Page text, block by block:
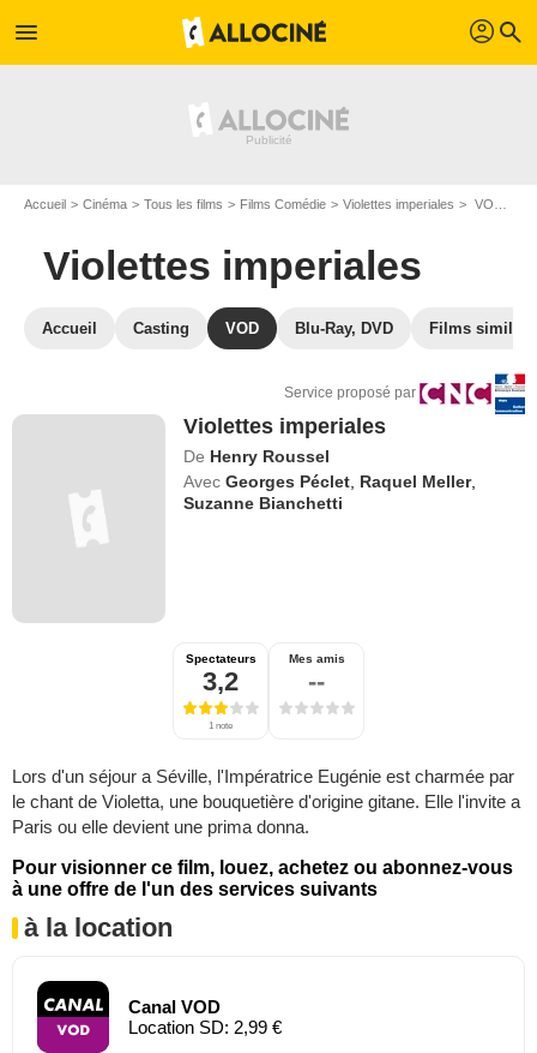
menu profil search
Accueil Cinéma Tous les films Films Comédie Violettes imperiales VOD Violettes imperiales
Violettes imperiales
Accueil Casting VOD Blu-Ray, DVD Films
Service proposé par
Violettes imperiales
De Henry Roussel
Avec Georges Péclet Raquel Meller,
Suzanne Bianchetti
Spectateurs
3,2
1 note
Mes amis
--
Lors d'un séjour a Séville, l'Impératrice Eugénie est charmée par
le chant de Violetta, une bouquetière d'origine gitane. Elle l'invite a
Paris ou elle devient une prima donna.
Pour visionner ce film, louez, achetez ou abonnez-vous
à une offre de l'un des services suivants
à la location
Canal VOD
Location SD: 2,99 €